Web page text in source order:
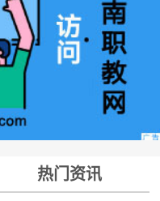
热门资讯